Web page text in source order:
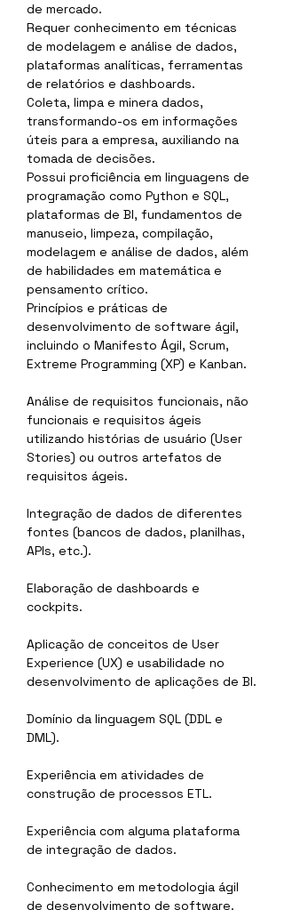
de mercado.
Requer conhecimento em técnicas
de modelagem e análise de dados,
plataformas analíticas, ferramentas
de relatórios e dashboards.
Coleta, limpa e minera dados,
transformando-os em informações
úteis para a empresa, auxiliando na
tomada de decisões.
Possui proficiência em linguagens de
programação como Python e SQL,
plataformas de BI, fundamentos de
manuseio, limpeza, compilação,
modelagem e análise de dados, além
de habilidades em matemática e
pensamento crítico.
Princípios e práticas de
desenvolvimento de software ágil,
incluindo o Manifesto Ágil, Scrum,
Extreme Programming (XP) e Kanban.
Análise de requisitos funcionais, não
funcionais e requisitos ágeis
utilizando histórias de usuário (User
Stories) ou outros artefatos de
requisitos ágeis.
Integração de dados de diferentes
fontes (bancos de dados, planilhas,
APIs, etc.).
Elaboração de dashboards e
cockpits.
Aplicação de conceitos de User
Experience (UX) e usabilidade no
desenvolvimento de aplicações de BI.
Domínio da linguagem SQL (DDL e
DML).
Experiência em atividades de
construção de processos ETL.
Experiência com alguma plataforma
de integração de dados.
Conhecimento em metodologia ágil
de desenvolvimento de software.